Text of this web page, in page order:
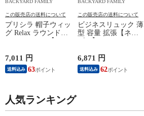
この販売店の送料について
プリシラ 帽子ウィッ
グ Relax ラウンドマ
ッシュ BO-05【TDB/
ン】
7,011 円
送料込み 63
この販売店の送料について
ビジネスリュック 薄
型 容量 拡張【ネイ
ビー】
6,871 円
送料込み 62
人気ランキング